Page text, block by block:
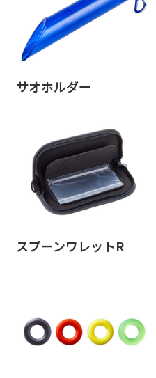
サオホルダー
スプーンワレットR